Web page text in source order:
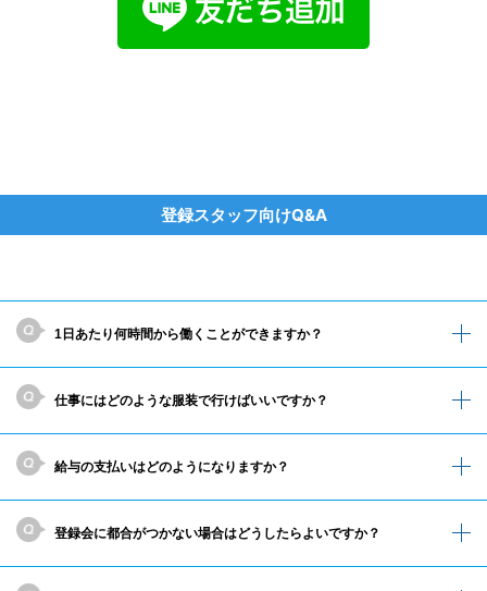
登録スタッフ向けQ&A
1日あたり何時間から働くことができますか？
仕事にはどのような服装で行けばいいですか？
給与の支払いはどのようになりますか？
登録会に都合がつかない場合はどうしたらよいですか？